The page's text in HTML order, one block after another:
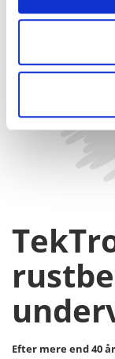
Efter mere end 40